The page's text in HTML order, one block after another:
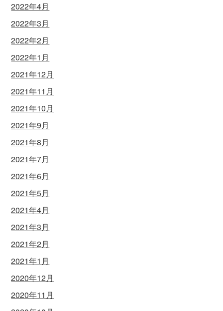
2022年4月
2022年3月
2022年2月
2022年1月
2021年12月
2021年11月
2021年10月
2021年9月
2021年8月
2021年7月
2021年6月
2021年5月
2021年4月
2021年3月
2021年2月
2021年1月
2020年12月
2020年11月